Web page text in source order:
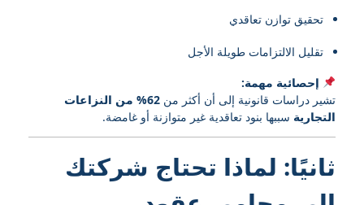
تحقيق توازن تعاقدي
تقليل الالتزامات طويلة الأجل
إحصائية مهمة:
تشير دراسات قانونية إلى أن أكثر من
62% من النزاعات
التجارية سببها بنود تعاقدية غير متوازنة أو غامضة.
ثانيًا: لماذا تحتاج شركتك